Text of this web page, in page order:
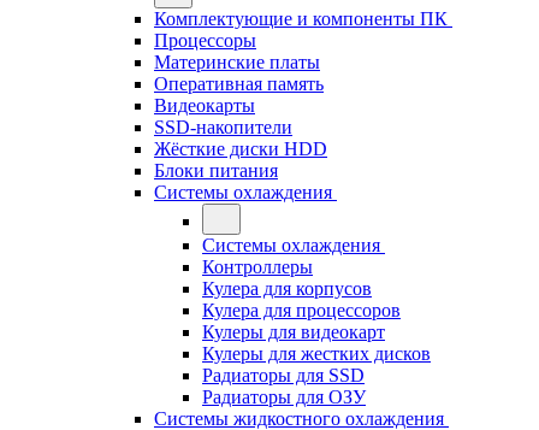
Комплектующие и компоненты ПК
Процессоры
Материнские платы
Оперативная память
Видеокарты
SSD-накопители
Жёсткие диски HDD
Блоки питания
Системы охлаждения
Системы охлаждения
Контроллеры
Кулера для корпусов
Кулера для процессоров
Кулеры для видеокарт
Кулеры для жестких дисков
Радиаторы для SSD
Радиаторы для ОЗУ
Системы жидкостного охлаждения